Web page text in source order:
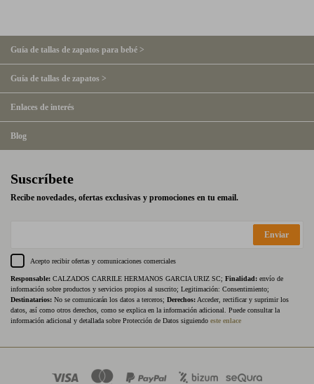
Guía de tallas de zapatos para bebé >
Guía de tallas de zapatos >
Enlaces de interés
Blog
Suscríbete
Recibe novedades, ofertas exclusivas y promociones en tu email.
Enviar
Acepto recibir ofertas y comunicaciones comerciales
Responsable: CALZADOS CARRILE HERMANOS GARCIA URIZ SC; Finalidad: envío de
información sobre productos y servicios propios al suscrito; Legitimación: Consentimiento;
Destinatarios: No se comunicarán los datos a terceros; Derechos: Acceder, rectificar y suprimir los
datos, así como otros derechos, como se explica en la información adicional. Puede consultar la
información adicional y detallada sobre Protección de Datos siguiendo este enlace